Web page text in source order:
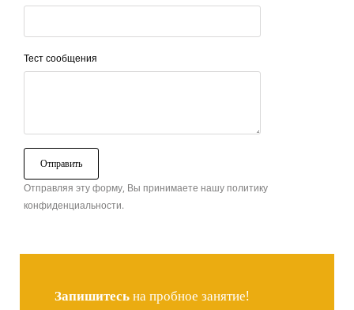
Тест сообщения
Отправляя эту форму, Вы принимаете нашу политику
конфиденциальности.
Запишитесьна пробное занятие!